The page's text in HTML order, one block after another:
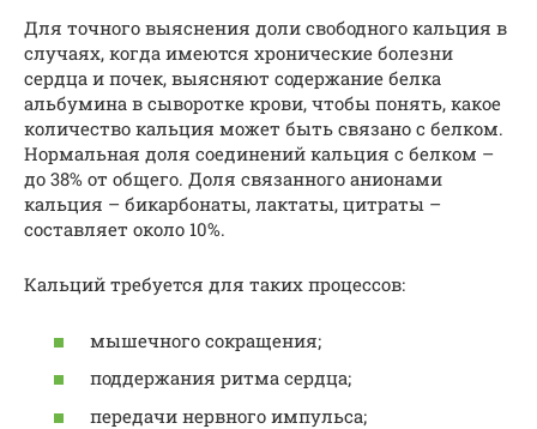
Для точного выяснения доли свободного кальция в
случаях, когда имеются хронические болезни
сердца и почек, выясняют содержание белка
альбумина в сыворотке крови, чтобы понять, какое
количество кальция может быть связано с белком.
Нормальная доля соединений кальция с белком –
до 38% от общего. Доля связанного анионами
кальция – бикарбонаты, лактаты, цитраты –
составляет около 10%.
Кальций требуется для таких процессов:
мышечного сокращения;
поддержания ритма сердца;
передачи нервного импульса;